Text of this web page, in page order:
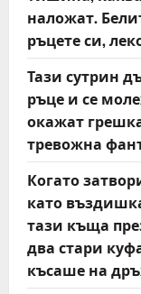
наложат.
ръцете си,
Тази сутрин
ръце и се
окажат
тревожна
Когато
като
тази къща
два стари
късаше на